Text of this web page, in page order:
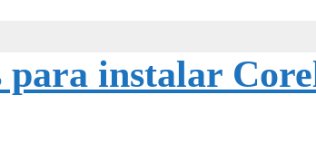
para instalar